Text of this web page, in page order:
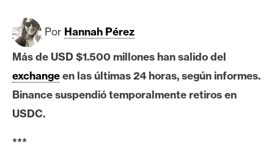
i
c
o
i
Por Hannah Pérez
Más de USD $1.500 millones han salido del
exchangeen las últimas 24 horas, según informes.
Binance suspendió temporalmente retiros en
USDC.
***